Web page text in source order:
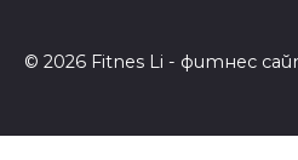
© 2026 Fitnes Li - фитнес